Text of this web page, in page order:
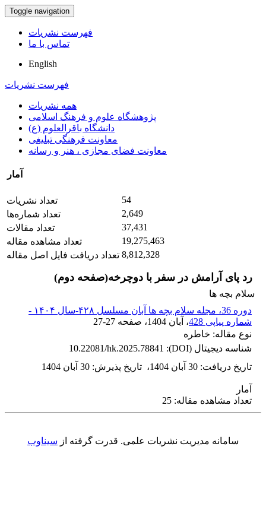
Toggle navigation
فهرست نشریات
تماس با ما
English
فهرست نشریات
همه نشریات
پژوهشگاه علوم و فرهنگ اسلامی
دانشگاه باقرالعلوم (ع)
معاونت فرهنگی تبلیغی
معاونت فضای مجازی ، هنر و رسانه
آمار
تعداد نشریات
54
تعداد شماره‌ها
2,649
تعداد مقالات
37,431
تعداد مشاهده مقاله
19,275,463
تعداد دریافت فایل اصل مقاله 8,812,328
رد پای آرامش در سفر با دوچرخه(صفحه دوم)
سلام بچه ها
دوره 36، مجله سلام بچه ها آبان مسلسل ۴۲۸-سال ۱۴۰۴ -
شماره پیاپی 428
، آبان 1404 ، صفحه 27-27
نوع مقاله: خاطره
شناسه دیجیتال (DOI):
10.22081/hk.2025.78841
تاریخ دریافت: 30 آبان 1404 ، تاریخ پذیرش: 30 آبان 1404
آمار
تعداد مشاهده مقاله: 25
سامانه مدیریت نشریات علمی. قدرت گرفته از سیناوب